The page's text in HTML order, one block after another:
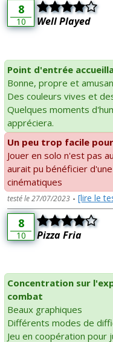
8
10 Well Played
Point d'entrée
Bonne, propre et
Des couleurs vives et
Quelques moments
appréciera.
Un peu trop facile
Jouer en solo n'est pas
aurait pu bénéficier
cinématiques
testé le 27/07/2023 - [lire le
8
10 Pizza Fria
Concentration sur
combat
Beaux graphiques
Différents modes de
Jeu en coopération pour